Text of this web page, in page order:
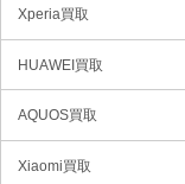
Xperia買取
HUAWEI買取
AQUOS買取
Xiaomi買取